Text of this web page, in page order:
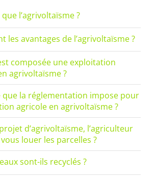
que l’agrivoltaïsme ?
les avantages de l’agrivoltaïsme ?
composée une exploitation
agrivoltaïsme ?
que la réglementation impose pour
agricole en agrivoltaïsme ?
d’agrivoltaïsme, l’agriculteur
louer les parcelles ?
sont-ils recyclés ?